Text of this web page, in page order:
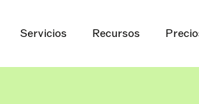
Servicios Recursos